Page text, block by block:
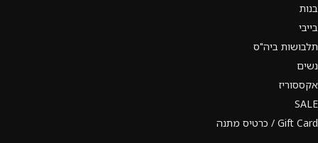
בנות
בייבי
תלבושות ביה"ס
נשים
אקססוריז
SALE
Gift Card / כרטיס מתנה